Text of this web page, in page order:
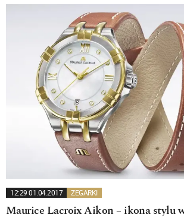
12:29 01.04.2017 ZEGARKI
Maurice Lacroix Aikon – ikona stylu